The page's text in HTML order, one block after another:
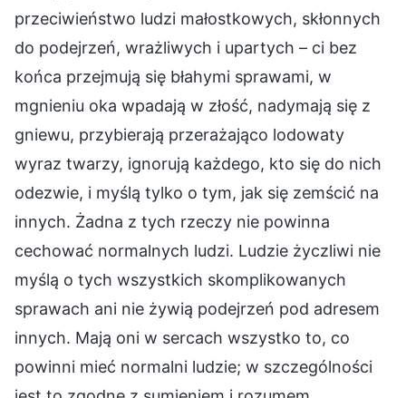
przeciwieństwo ludzi małostkowych, skłonnych
do podejrzeń, wrażliwych i upartych – ci bez
końca przejmują się błahymi sprawami, w
mgnieniu oka wpadają w złość, nadymają się z
gniewu, przybierają przerażająco lodowaty
wyraz twarzy, ignorują każdego, kto się do nich
odezwie, i myślą tylko o tym, jak się zemścić na
innych. Żadna z tych rzeczy nie powinna
cechować normalnych ludzi. Ludzie życzliwi nie
myślą o tych wszystkich skomplikowanych
sprawach ani nie żywią podejrzeń pod adresem
innych. Mają oni w sercach wszystko to, co
powinni mieć normalni ludzie; w szczególności